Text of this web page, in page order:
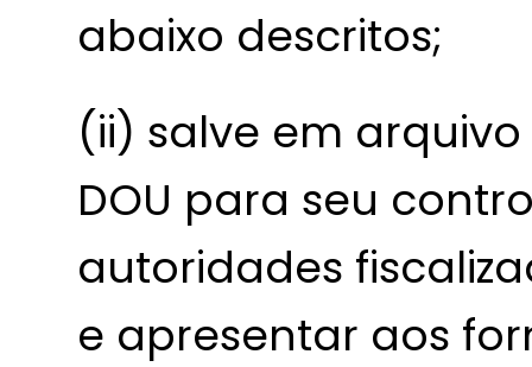
abaixo descritos;
(ii) salve em
DOU para seu
autoridades
e apresentar aos